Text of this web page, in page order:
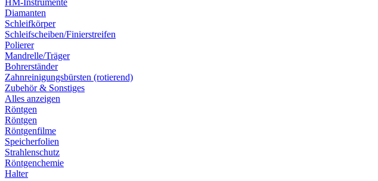
HM-Instrumente
Diamanten
Schleifkörper
Schleifscheiben/Finierstreifen
Polierer
Mandrelle/Träger
Bohrerständer
Zahnreinigungsbürsten (rotierend)
Zubehör & Sonstiges
Alles anzeigen
Röntgen
Röntgen
Röntgenfilme
Speicherfolien
Strahlenschutz
Röntgenchemie
Halter